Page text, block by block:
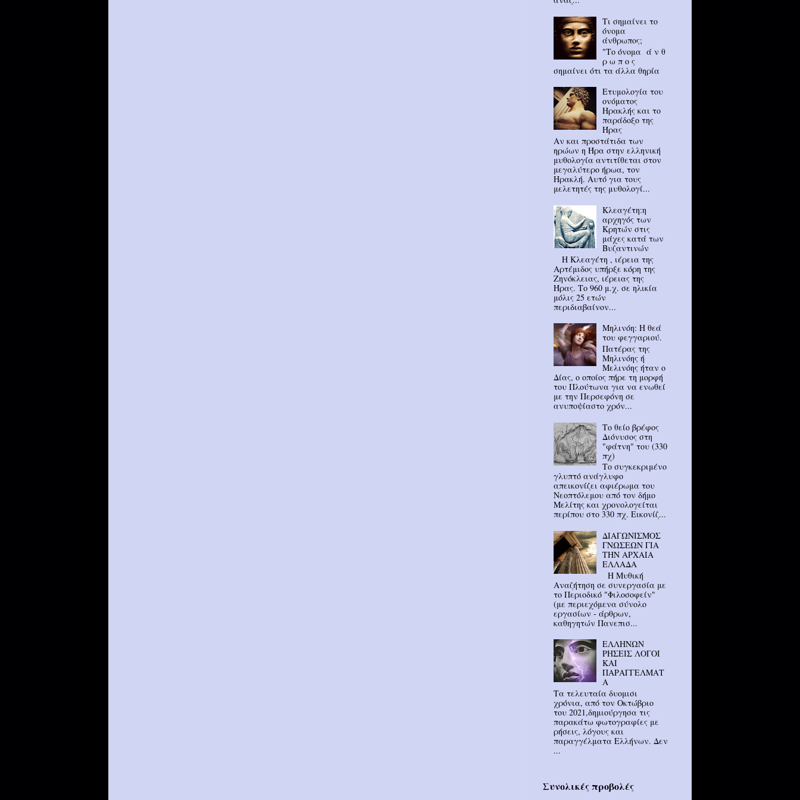
Τι σημαίνει το
όνομα
άνθρωπος;
"Το όνομα ά ν θ
ρ ω π ο ς
σημαίνει ότι τα άλλα θηρία
Ετυμολογία του
ονόματος
Ηρακλής και το
παράδοξο της
Ήρας
Αν και προστάτιδα των
ηρώων η Ήρα στην ελληνική
μυθολογία αντιτίθεται στον
μεγαλύτερο ήρωα, τον
Ηρακλή. Αυτό για τους
μελετητές της μυθολογί...
Κλεαγέτη:η
αρχηγός των
Κρητών στις
μάχες κατά των
Βυζαντινών
Η Κλεαγέτη , ιέρεια της
Αρτέμιδος υπήρξε κόρη της
Ζηνόκλειας, ιέρειας της
Ήρας. Το 960 μ.χ. σε ηλικία
μόλις 25 ετών
περιδιαβαίνον...
Μηλινόη: Η θεά
του φεγγαριού.
Πατέρας της
Μηλινόης ή
Μελινόης ήταν ο
Δίας, ο οποίος πήρε τη μορφή
του Πλούτωνα για να ενωθεί
με την Περσεφόνη σε
ανυποψίαστο χρόν...
Το θείο βρέφος
Διόνυσος στη
"φάτνη" του (330
πχ)
Το συγκεκριμένο
γλυπτό ανάγλυφο
απεικονίζει αφιέρωμα του
Νεοπτόλεμου από τον δήμο
Μελίτης και χρονολογείται
περίπου στο 330 πχ. Εικονίζ...
ΔΙΑΓΩΝΙΣΜΟΣ
ΓΝΩΣΕΩΝ ΓΙΑ
ΤΗΝ ΑΡΧΑΙΑ
ΕΛΛΑΔΑ
Η Μυθική
Αναζήτηση σε συνεργασία με
το Περιοδικό "Φιλοσοφείν"
(με περιεχόμενα σύνολο
εργασίων - άρθρων,
καθηγητών Πανεπισ...
ΕΛΛΗΝΩΝ
ΡΗΣΕΙΣ ΛΟΓΟΙ
ΚΑΙ
ΠΑΡΑΓΓΕΛΜΑΤ
Α
Τα τελευταία δυομισι
χρόνια, από τον Οκτώβριο
του 2021,δημιούργησα τις
παρακάτω φωτογραφίες με
ρήσεις, λόγους και
παραγγέλματα Ελλήνων. Δεν
...
Συνολικές προβολές